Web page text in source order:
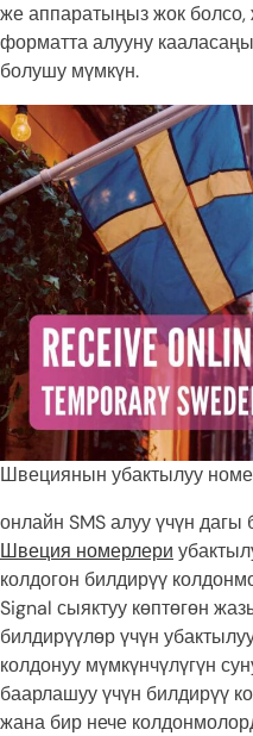
же аппаратыңыз жок
форматта алууну
болушу мүмкүн.
Швециянын убактылуу
онлайн SMS алуу үчүн дагы
Швеция номерлери
колдогон билдирүү
Signal сыяктуу көптөгөн
билдирүүлөр үчүн
колдонуу мүмкүнчүлүгүн
баарлашуу үчүн билдирүү
жана бир нече